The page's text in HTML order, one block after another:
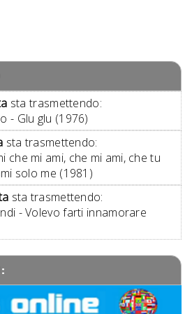
sta trasmettendo:
- Glu glu (1976)
sta trasmettendo:
che mi ami, che mi ami, che tu
solo me (1981)
sta trasmettendo:
- Volevo farti innamorare